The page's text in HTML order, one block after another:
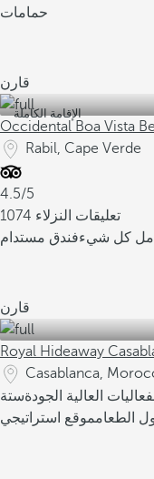
حمامات
قارن
الإقامة الكاملة
Occidental Boa Vista
Rabil, Cape Verde
4.5/5
1074 تعليقات النزلاء
كل شيءفندق مستدام
قارن
Royal Hideaway
Casablanca,
العالية الجودةستة
الطعامموقع استراتيجي